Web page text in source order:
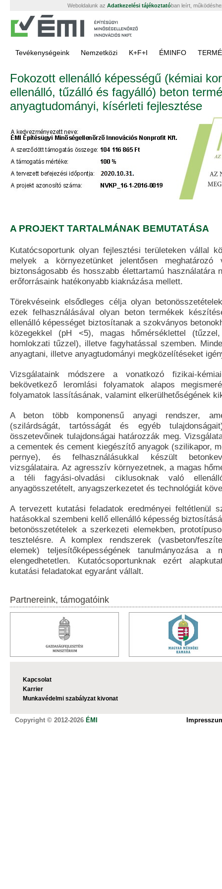
Weboldalunk az Adatkezelési tájékoztatóban leírt,
Tevékenységeink Nemzetközi K+F+I ÉMINFO
Fokozott ellenálló képességű (kémiai
ellenálló, tűzálló és fagyálló) beton
anyagtudományi, kísérleti fejlesztése
A PROJEKT TARTALMÁNAK BEMUTATÁSA
Kutatócsoportunk olyan fejlesztési területeken vállal
melyek a környezetünket jelentősen meghatározó
biztonságosabb és hosszabb élettartamú használatára
erőforrásaink hatékonyabb kiaknázása mellett.
Törekvéseink elsődleges célja olyan
ezek felhasználásával olyan beton termékek
ellenálló képességet biztosítanak a szokványos
közegekkel (pH <5), magas hőmérséklettel
homlokzati tűzzel), illetve fagyhatással szemben.
anyagtani, illetve anyagtudományi megközelítéseket
Vizsgálataink módszere a vonatkozó fizikai-
bekövetkező leromlási folyamatok alapos
folyamatok lassításának, valamint elkerülhetőségének
A beton több komponensű anyagi rendszer,
(szilárdságát, tartósságát és egyéb
összetevőinek tulajdonságai határozzák meg.
a cementek és cement kiegészítő anyagok (szilikapor,
pernye), és felhasználásukkal készült
vizsgálataira. Az agresszív környezetnek, a magas
a téli fagyási-olvadási ciklusoknak való
anyagösszetételt, anyagszerkezetet és technológiát
A tervezett kutatási feladatok eredményei feltétlenül
hatásokkal szembeni kellő ellenálló képesség
betonösszetételek a szerkezeti elemekben,
tesztelésre. A komplex rendszerek (vasbeton/
elemek) teljesítőképességének tanulmányozása a
elengedhetetlen. Kutatócsoportunknak ezért
kutatási feladatokat egyaránt vállalt.
Partnereink, támogatóink
Kapcsolat
Karrier
Munkavédelmi szabályzat kivonat
Copyright © 2012-2026 ÉMI